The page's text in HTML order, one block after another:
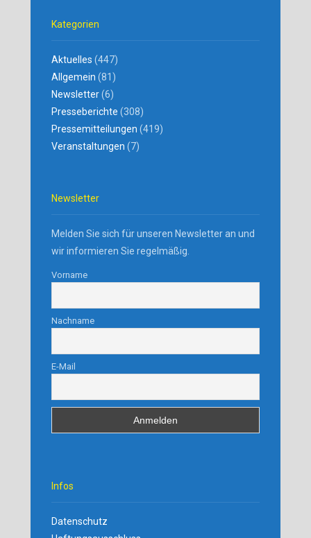
Kategorien
Aktuelles (447)
Allgemein (81)
Newsletter(6)
Presseberichte (308)
Pressemitteilungen (419)
Veranstaltungen (7)
Newsletter
Melden Sie sich für unseren Newsletter an und
wir informieren Sie regelmäßig.
Vorname
Nachname
E-Mail
Infos
Datenschutz